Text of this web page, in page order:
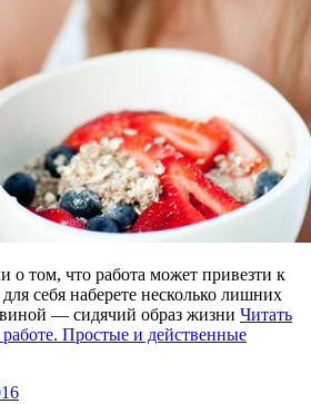
том, что работа может привезти к
себя наберете несколько лишних
— сидячий образ жизни Читать
работе. Простые и действенные